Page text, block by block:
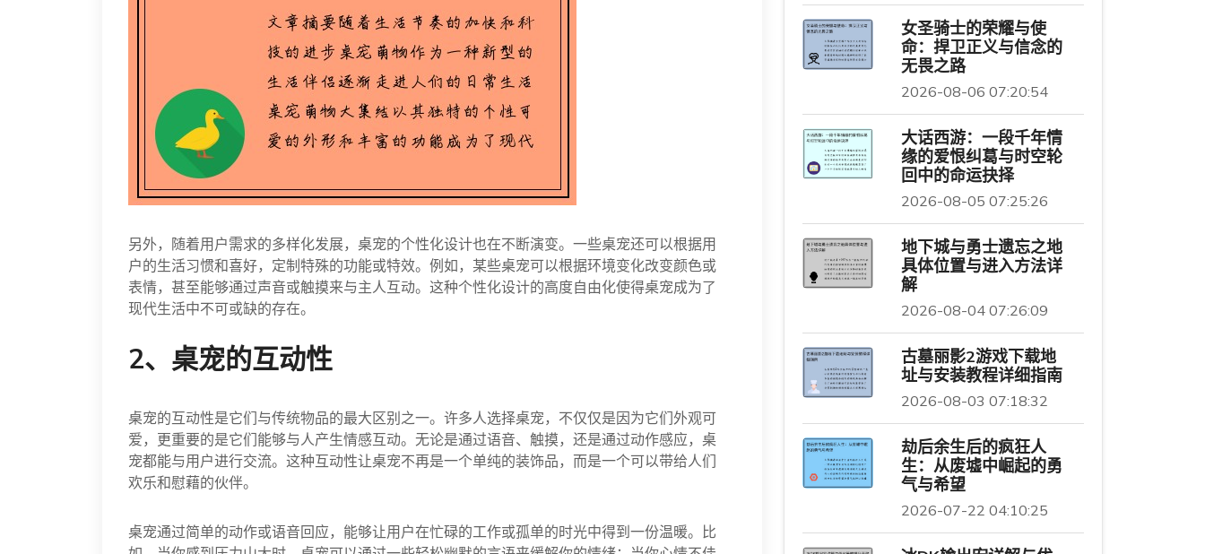
另外，随着用户需求的多样化发展，桌宠的个性化设计也在不断演变。一些桌宠还可以根据用
户的生活习惯和喜好，定制特殊的功能或特效。例如，某些桌宠可以根据环境变化改变颜色或
表情，甚至能够通过声音或触摸来与主人互动。这种个性化设计的高度自由化使得桌宠成为了
现代生活中不可或缺的存在。
2、桌宠的互动性
桌宠的互动性是它们与传统物品的最大区别之一。许多人选择桌宠，不仅仅是因为它们外观可
爱，更重要的是它们能够与人产生情感互动。无论是通过语音、触摸，还是通过动作感应，桌
宠都能与用户进行交流。这种互动性让桌宠不再是一个单纯的装饰品，而是一个可以带给人们
欢乐和慰藉的伙伴。
桌宠通过简单的动作或语音回应，能够让用户在忙碌的工作或孤单的时光中得到一份温暖。比
女圣骑士的荣耀与使
命：捍卫正义与信念的
无畏之路
2026-08-06 07:20:54
大话西游：一段千年情
缘的爱恨纠葛与时空轮
回中的命运抉择
2026-08-05 07:25:26
地下城与勇士遗忘之地
具体位置与进入方法详
解
2026-08-04 07:26:09
古墓丽影2游戏下载地
址与安装教程详细指南
2026-08-03 07:18:32
劫后余生后的疯狂人
生：从废墟中崛起的勇
气与希望
2026-07-22 04:10:25